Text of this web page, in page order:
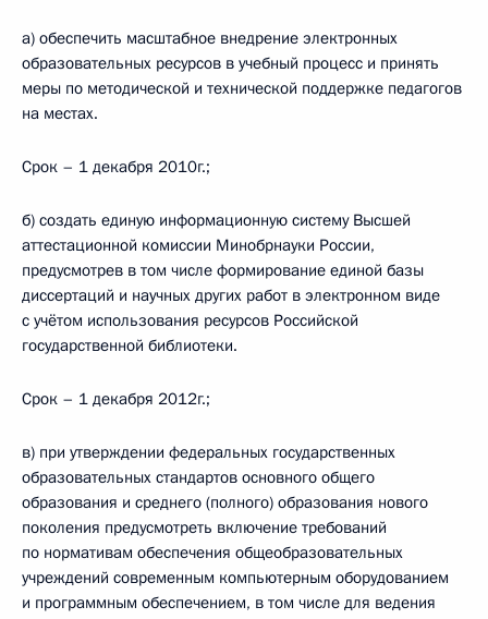
а) обеспечить масштабное внедрение электронных
образовательных ресурсов в учебный процесс и принять
меры по методической и технической поддержке педагогов
на местах.
Срок – 1 декабря 2010г.;
б) создать единую информационную систему Высшей
аттестационной комиссии Минобрнауки России,
предусмотрев в том числе формирование единой базы
диссертаций и научных других работ в электронном виде
с учётом использования ресурсов Российской
государственной библиотеки.
Срок – 1 декабря 2012г.;
в) при утверждении федеральных государственных
образовательных стандартов основного общего
образования и среднего (полного) образования нового
поколения предусмотреть включение требований
по нормативам обеспечения общеобразовательных
учреждений современным компьютерным оборудованием
и программным обеспечением, в том числе для ведения